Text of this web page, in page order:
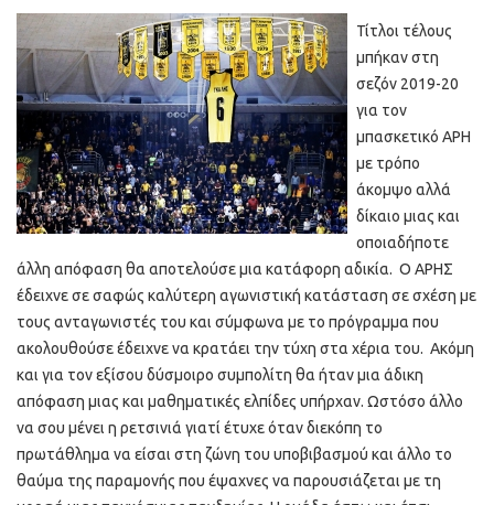
Τίτλοι τέλους
μπήκαν στη
σεζόν 2019-20
για τον
μπασκετικό ΑΡΗ
με τρόπο
άκομψο αλλά
δίκαιο μιας και
οποιαδήποτε
άλλη απόφαση θα αποτελούσε μια κατάφορη αδικία. Ο ΑΡΗΣ
έδειχνε σε σαφώς καλύτερη αγωνιστική κατάσταση σε σχέση με
τους ανταγωνιστές του και σύμφωνα με το πρόγραμμα που
ακολουθούσε έδειχνε να κρατάει την τύχη στα χέρια του. Ακόμη
και για τον εξίσου δύσμοιρο συμπολίτη θα ήταν μια άδικη
απόφαση μιας και μαθηματικές ελπίδες υπήρχαν. Ωστόσο άλλο
να σου μένει η ρετσινιά γιατί έτυχε όταν διεκόπη το
πρωτάθλημα να είσαι στη ζώνη του υποβιβασμού και άλλο το
θαύμα της παραμονής που έψαχνες να παρουσιάζεται με τη